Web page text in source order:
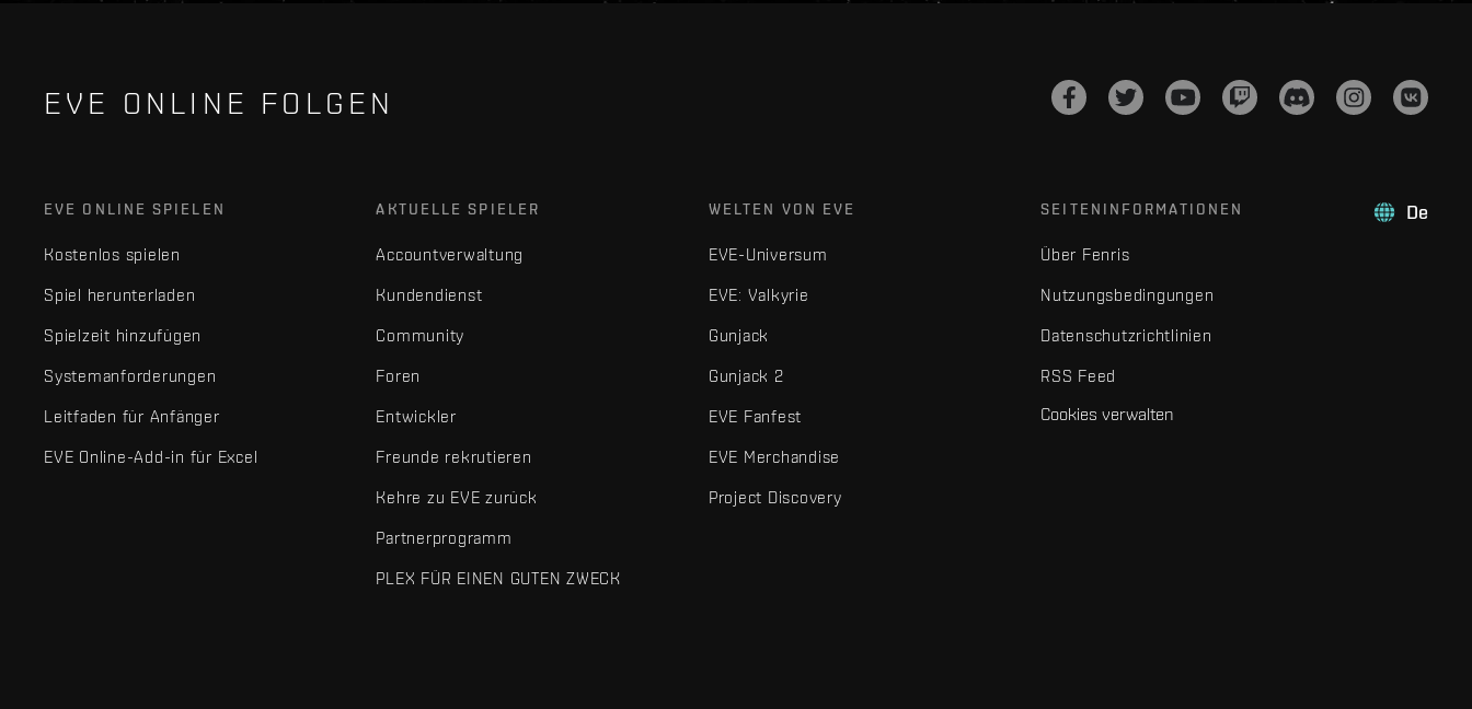
EVE ONLINE FOLGEN
De
EVE ONLINE SPIELEN
Kostenlos spielen
Spiel herunterladen
Spielzeit hinzufügen
Systemanforderungen
Leitfaden für Anfänger
EVE Online-Add-in für Excel
AKTUELLE SPIELER
Accountverwaltung
Kundendienst
Community
Foren
Entwickler
Freunde rekrutieren
Kehre zu EVE zurück
Partnerprogramm
PLEX FÜR EINEN GUTEN ZWECK
WELTEN VON EVE
EVE-Universum
EVE: Valkyrie
Gunjack
Gunjack 2
EVE Fanfest
EVE Merchandise
Project Discovery
SEITENINFORMATIONEN
Über Fenris
Nutzungsbedingungen
Datenschutzrichtlinien
RSS Feed
Cookies verwalten